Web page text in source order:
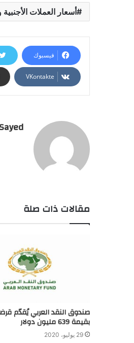
أسعار العملات الأجنبية والعربية اليوم
فيسبوك
مقالات ذات صلة
صندوق النقد العربي يُقدّم
بقيمة 639 مليون دولار
29 يوليو، 2020